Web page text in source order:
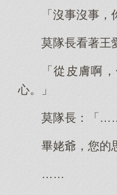
「沒事沒事
莫隊長看著王
「從皮膚啊
心。」
莫隊長：「
畢姥爺，您的
……